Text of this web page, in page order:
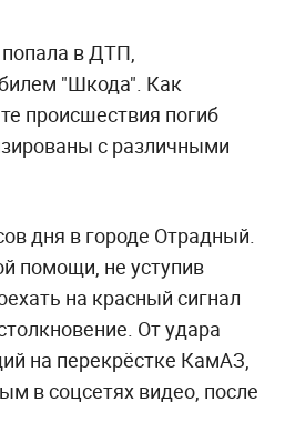
в ДТП,
"Шкода". Как
происшествия погиб
с различными
дня в городе Отрадный.
помощи, не уступив
на красный сигнал
От удара
на перекрёстке КамАЗ,
в соцсетях видео, после